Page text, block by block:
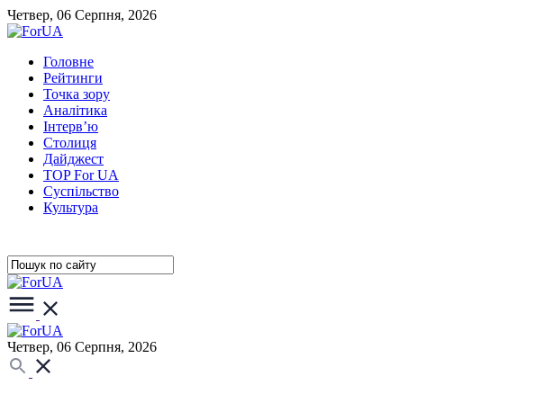
Четвер, 06 Серпня, 2026
Головне
Рейтинги
Точка зору
Аналітика
Інтерв’ю
Столиця
Дайджест
TOP For UA
Суспiльство
Культура
Четвер, 06 Серпня, 2026